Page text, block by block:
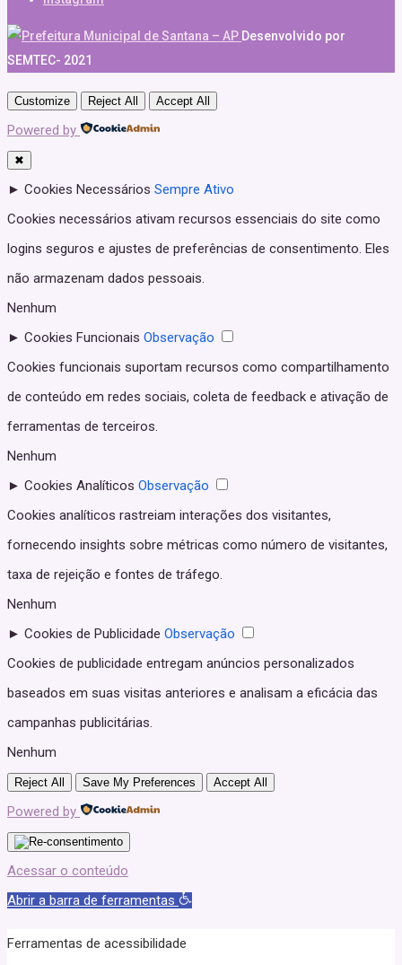
Desenvolvido por
SEMTEC- 2021
Customize Reject All Accept All
Powered by
✖
► Cookies Necessários Sempre Ativo
Cookies necessários ativam recursos essenciais do site como
logins seguros e ajustes de preferências de consentimento. Eles
não armazenam dados pessoais.
Nenhum
► Cookies Funcionais Observação
Cookies funcionais suportam recursos como compartilhamento
de conteúdo em redes sociais, coleta de feedback e ativação de
ferramentas de terceiros.
Nenhum
► Cookies Analíticos Observação
Cookies analíticos rastreiam interações dos visitantes,
fornecendo insights sobre métricas como número de visitantes,
taxa de rejeição e fontes de tráfego.
Nenhum
► Cookies de Publicidade Observação
Cookies de publicidade entregam anúncios personalizados
baseados em suas visitas anteriores e analisam a eficácia das
campanhas publicitárias.
Nenhum
Reject All Save My Preferences Accept All
Powered by
Acessar o conteúdo
Abrir a barra de ferramentas
Ferramentas de acessibilidade